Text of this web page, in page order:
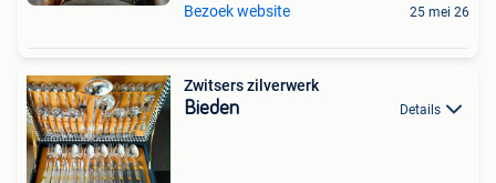
Bezoek website 25 mei 26
Zwitsers zilverwerk
Bieden Details